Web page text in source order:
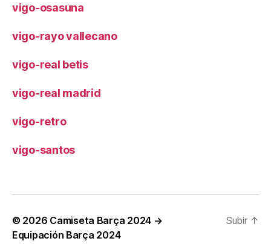
vigo-osasuna
vigo-rayo vallecano
vigo-real betis
vigo-real madrid
vigo-retro
vigo-santos
© 2026 Camiseta Barça 2024 →
Equipación Barça 2024
Subir ↑